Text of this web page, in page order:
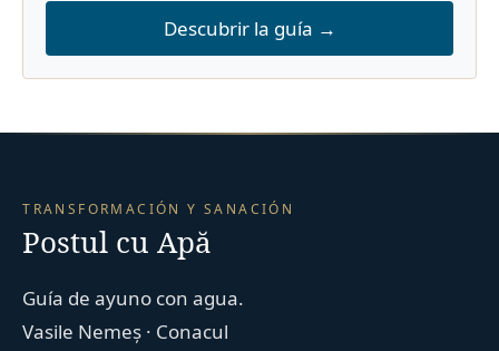
Descubrir la guía →
TRANSFORMACIÓN Y SANACIÓN
Postul cu Apă
Guía de ayuno con agua.
Vasile Nemeș · Conacul